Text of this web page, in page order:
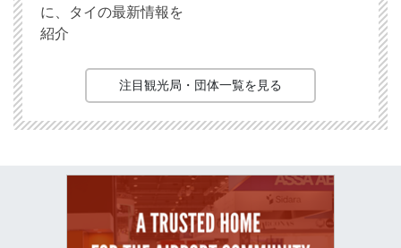
に、タイの最新情報を
紹介
注目観光局・団体一覧を見る